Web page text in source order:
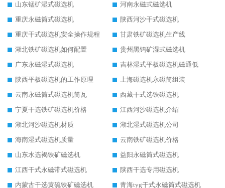
山东锰矿湿式磁选机
河南永磁式磁选机
重庆永磁筒式磁选机
陕西河沙干式磁选机
重庆干式磁选机安全操作规程
甘肃铁矿磁选机生产线
湖北铁矿磁选机如何配置
贵州黑钨矿湿式磁选机
广东永磁湿式磁选机
吉林湿式平板磁选机磁通低
陕西平板磁选机的工作原理
上海磁选机永磁筒组装
云南永磁筒式磁选机筒瓦
西藏干式选铁磁选机
宁夏干选铁矿磁选机价格
江西河沙磁选机介绍
湖北河沙磁选机材质
湖北湿式磁选机公司
海南湿式磁选机质量
云南铁矿磁选机价格
山东水选褐铁矿磁选机
益阳永磁筒式磁选机
江西干式永磁带式磁选机
陕西干选专用磁选机
内蒙古干选黄硫铁矿磁选机
青海tyg干式永磁筒式磁选机